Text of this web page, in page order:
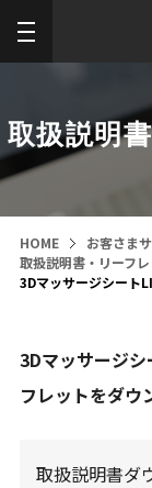
取扱説明
HOME
お客さま
取扱説明書・リーフ
3Dマッサージシート
3Dマッサージ
フレットをダウ
取扱説明書ダ